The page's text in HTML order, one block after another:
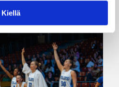
Kiellä